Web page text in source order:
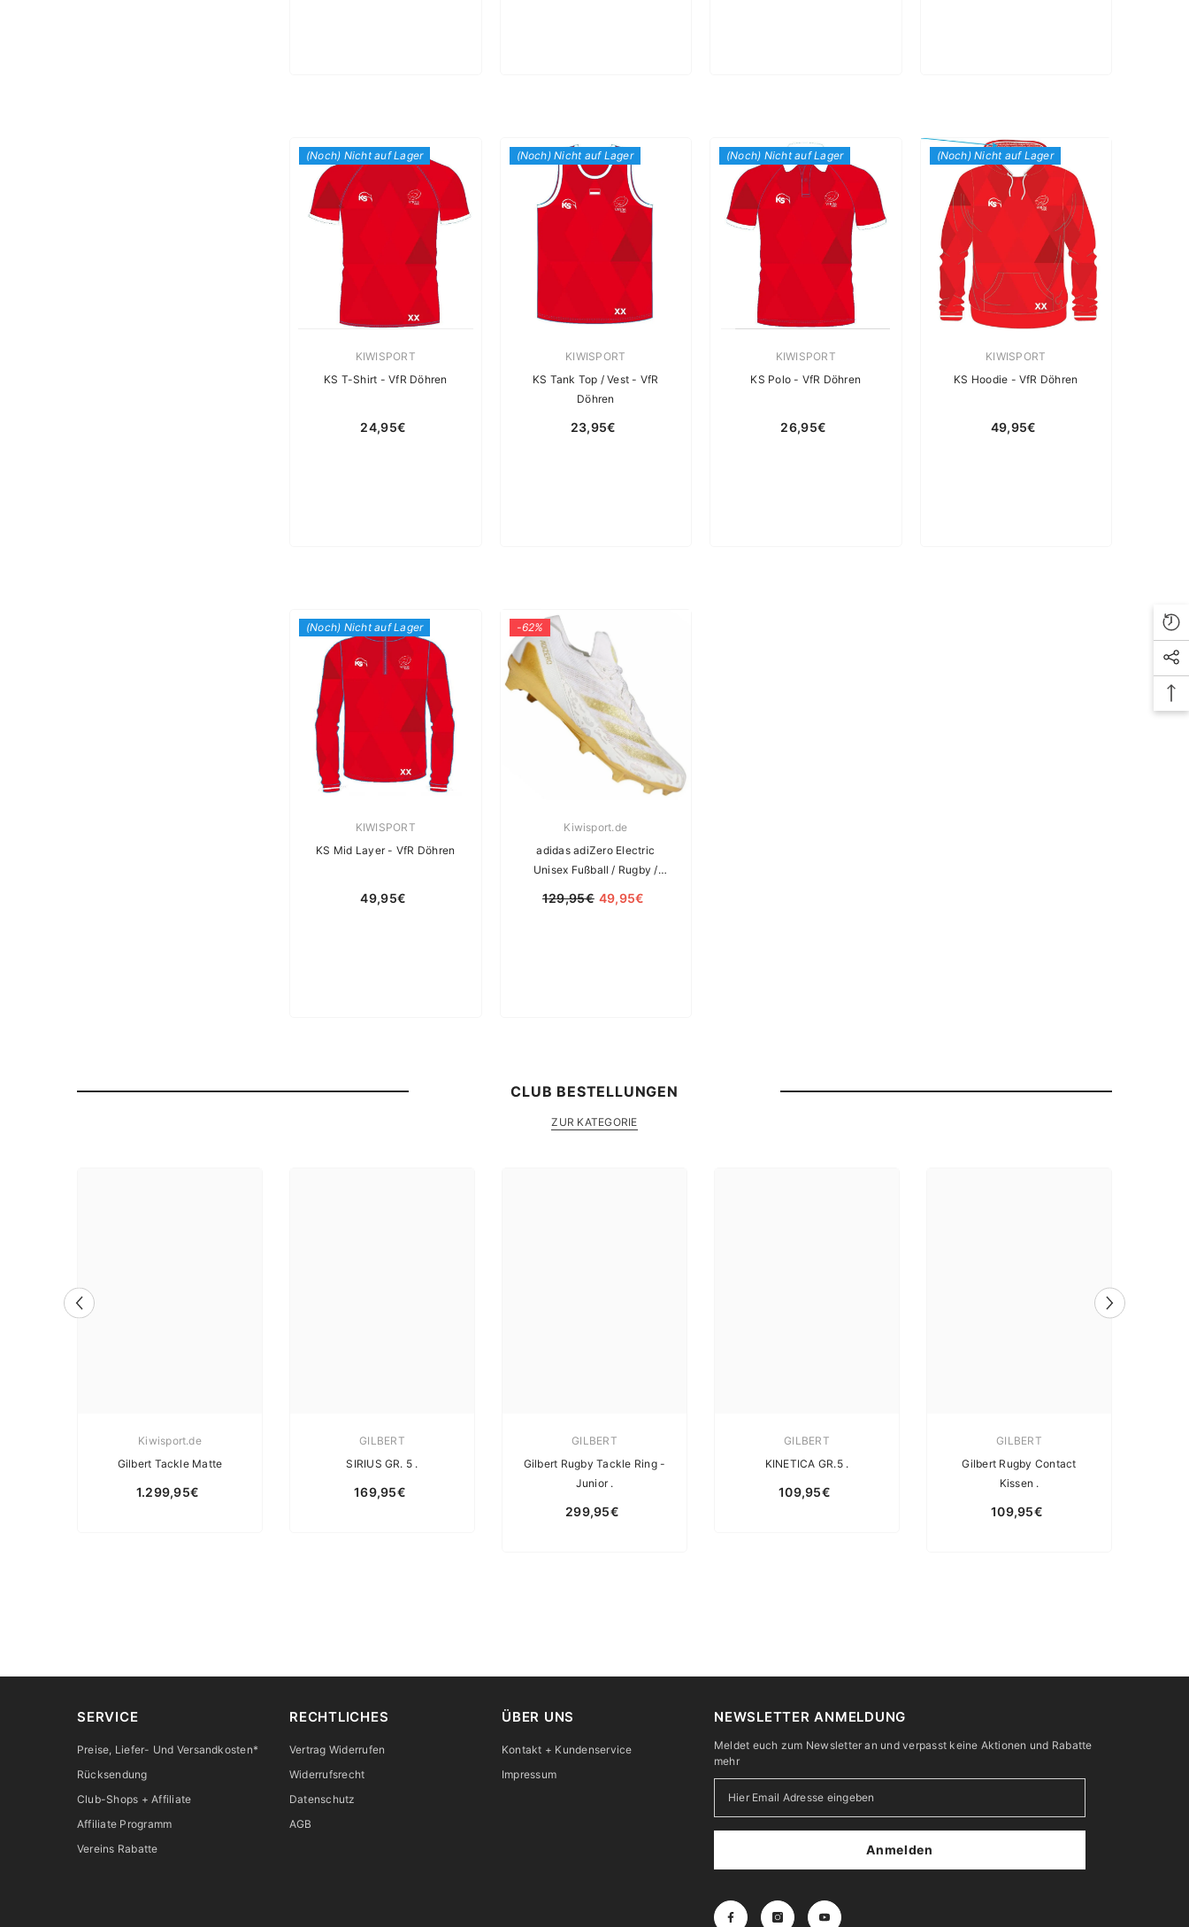
(Noch) Nicht auf Lager
Verkäuferin:
KIWISPORT
KS T-Shirt - VfR Döhren
24,95€
(Noch) Nicht auf Lager
Verkäuferin:
KIWISPORT
KS Tank Top / Vest - VfR
Döhren
23,95€
(Noch) Nicht auf Lager
Verkäuferin:
KIWISPORT
KS Polo - VfR Döhren
26,95€
(Noch) Nicht auf Lager
Verkäuferin:
KIWISPORT
KS Hoodie - VfR Döhren
49,95€
(Noch) Nicht auf Lager
Verkäuferin:
KIWISPORT
KS Mid Layer - VfR Döhren
49,95€
-62%
Verkäuferin:
Kiwisport.de
adidas adiZero Electric
Unisex Fußball / Rugby /
129,95€ 49,95€
CLUB BESTELLUNGEN
ZUR KATEGORIE
Kiwisport.de
Gilbert Tackle Matte
1.299,95€
GILBERT
SIRIUS GR. 5 .
169,95€
GILBERT
Gilbert Rugby Tackle Ring -
Junior .
299,95€
GILBERT
KINETICA GR.5 .
109,95€
GILBERT
Gilbert Rugby Contact
Kissen .
109,95€
SERVICE
Preise, Liefer- Und Versandkosten*
Rücksendung
Club-Shops + Affiliate
Affiliate Programm
Vereins Rabatte
RECHTLICHES
Vertrag Widerrufen
Widerrufsrecht
Datenschutz
AGB
ÜBER UNS
Kontakt + Kundenservice
Impressum
NEWSLETTER ANMELDUNG
Meldet euch zum Newsletter an und verpasst keine Aktionen und Rabatte
mehr
Anmelden